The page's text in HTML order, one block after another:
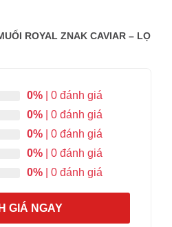
ROYAL ZNAK CAVIAR – LỌ
0% | 0 đánh giá
0% | 0 đánh giá
0% | 0 đánh giá
0% | 0 đánh giá
0% | 0 đánh giá
GIÁ NGAY